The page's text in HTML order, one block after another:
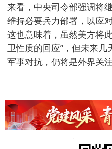
来看，中央司令部强调将
维持必要兵力部署，以应
这也意味着，虽然美方将
卫性质的回应”，但未来
军事对抗，仍将是外界关注